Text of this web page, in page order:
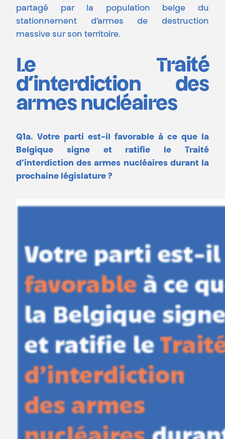
partagé par la population belge du
stationnement d’armes de destruction
massive sur son territoire.
Le Traité
d’interdiction des
armes nucléaires
Q1a. Votre parti est-il favorable à ce que la
Belgique signe et ratifie le Traité
d’interdiction des armes nucléaires durant la
prochaine législature ?